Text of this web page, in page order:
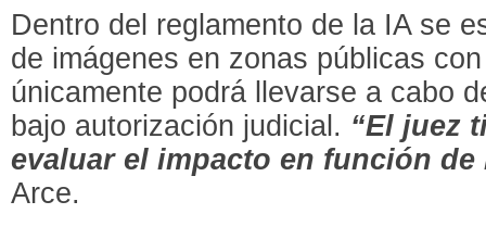
Dentro del reglamento de la IA se
de imágenes en zonas públicas
únicamente podrá llevarse a cabo
bajo autorización judicial. “El juez
evaluar el impacto en función de
Arce.